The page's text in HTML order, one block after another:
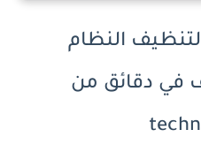
لتنظيف النظام
في دقائق من